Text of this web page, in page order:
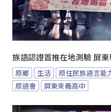
族語認證首推在地測驗 屏
原鄉 生活 原住民族語言能
原語會
屏東來義高中